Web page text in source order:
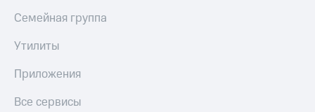
Семейная группа
Утилиты
Приложения
Все сервисы